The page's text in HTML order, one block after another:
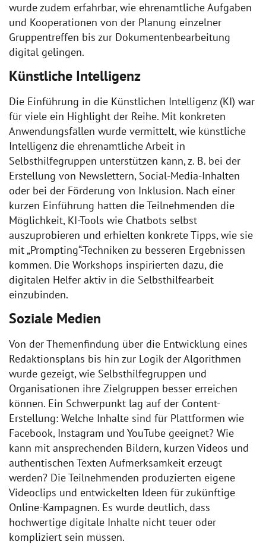
wurde zudem erfahrbar, wie ehrenamtliche Aufgaben
und Kooperationen von der Planung einzelner
Gruppentreffen bis zur Dokumentenbearbeitung
digital gelingen.
Künstliche Intelligenz
Die Einführung in die Künstlichen Intelligenz (KI) war
für viele ein Highlight der Reihe. Mit konkreten
Anwendungsfällen wurde vermittelt, wie künstliche
Intelligenz die ehrenamtliche Arbeit in
Selbsthilfegruppen unterstützen kann, z. B. bei der
Erstellung von Newslettern, Social-Media-Inhalten
oder bei der Förderung von Inklusion. Nach einer
kurzen Einführung hatten die Teilnehmenden die
Möglichkeit, KI-Tools wie Chatbots selbst
auszuprobieren und erhielten konkrete Tipps, wie sie
mit „Prompting“-Techniken zu besseren Ergebnissen
kommen. Die Workshops inspirierten dazu, die
digitalen Helfer aktiv in die Selbsthilfearbeit
einzubinden.
Soziale Medien
Von der Themenfindung über die Entwicklung eines
Redaktionsplans bis hin zur Logik der Algorithmen
wurde gezeigt, wie Selbsthilfegruppen und
Organisationen ihre Zielgruppen besser erreichen
können. Ein Schwerpunkt lag auf der Content-
Erstellung: Welche Inhalte sind für Plattformen wie
Facebook, Instagram und YouTube geeignet? Wie
kann mit ansprechenden Bildern, kurzen Videos und
authentischen Texten Aufmerksamkeit erzeugt
werden? Die Teilnehmenden produzierten eigene
Videoclips und entwickelten Ideen für zukünftige
Online-Kampagnen. Es wurde deutlich, dass
hochwertige digitale Inhalte nicht teuer oder
kompliziert sein müssen.